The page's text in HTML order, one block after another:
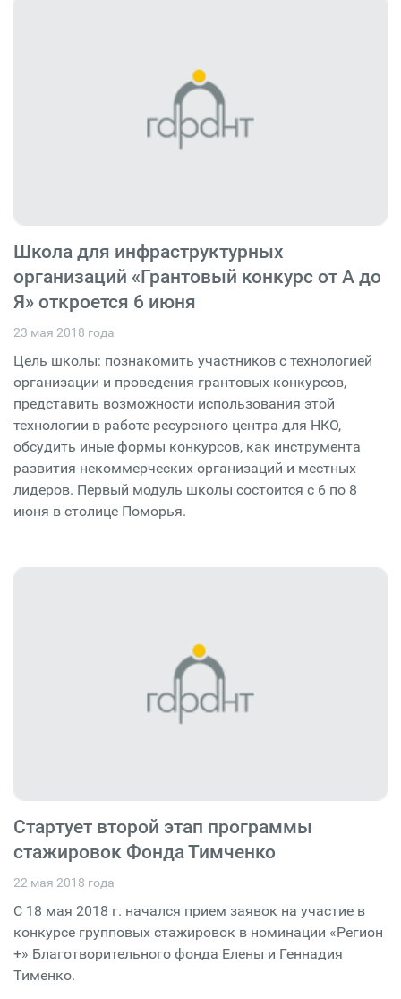
Школа для инфраструктурных
организаций «Грантовый конкурс от А до
Я» откроется 6 июня
23 мая 2018 года
Цель школы: познакомить участников с технологией
организации и проведения грантовых конкурсов,
представить возможности использования этой
технологии в работе ресурсного центра для НКО,
обсудить иные формы конкурсов, как инструмента
развития некоммерческих организаций и местных
лидеров. Первый модуль школы состоится с 6 по 8
июня в столице Поморья.
Стартует второй этап программы
стажировок Фонда Тимченко
22 мая 2018 года
С 18 мая 2018 г. начался прием заявок на участие в
конкурсе групповых стажировок в номинации «Регион
+» Благотворительного фонда Елены и Геннадия
Тименко.